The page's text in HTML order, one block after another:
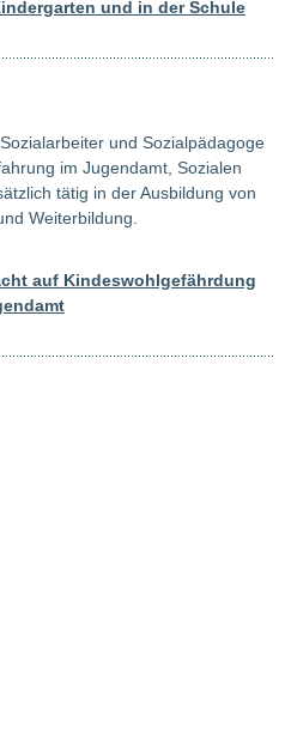
und in der Schule
und Sozialpädagoge
im Jugendamt, Sozialen
tätig in der Ausbildung von
Weiterbildung.
auf Kindeswohlgefährdung